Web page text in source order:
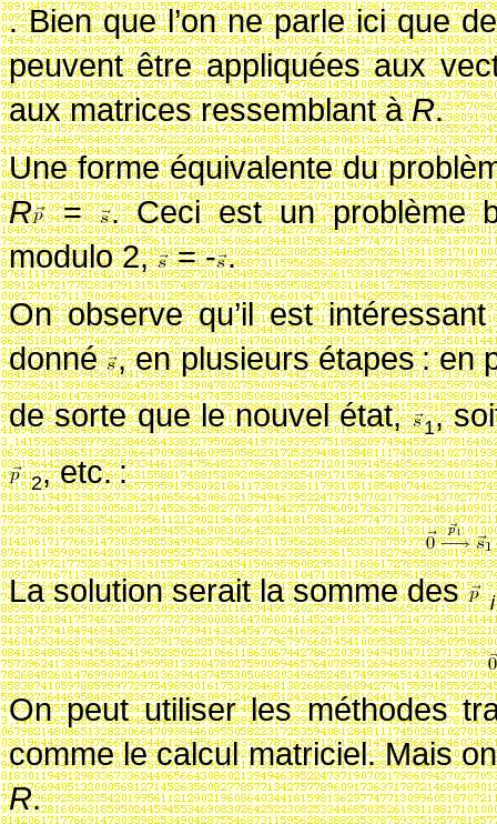
. Bien que l’on ne parle ici que
peuvent être appliquées aux
aux matrices ressemblant àR.
Une forme équivalente du
R
=
. Ceci est un problème
modulo 2, =- .
On observe qu’il est
donné , en plusieurs étapes: en
de sorte que le nouvel état, 1,
2, etc.:
La solution serait la somme des i
On peut utiliser les méthodes
comme le calcul matriciel. Mais
R.